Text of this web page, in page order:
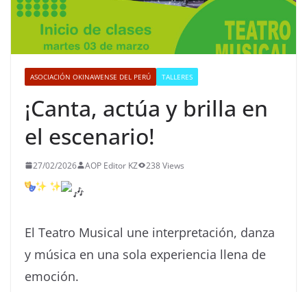
ASOCIACIÓN OKINAWENSE DEL PERÚ TALLERES
¡Canta, actúa y brilla en
el escenario!
27/02/2026 AOP Editor KZ 238 Views
El Teatro Musical une interpretación, danza
y música en una sola experiencia llena de
emoción.